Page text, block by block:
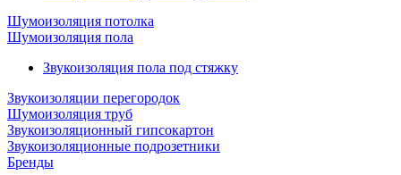
Шумоизоляция потолка
Шумоизоляция пола
Звукоизоляция пола под стяжку
Звукоизоляции перегородок
Шумоизоляция труб
Звукоизоляционный гипсокартон
Звукоизоляционные подрозетники
Бренды